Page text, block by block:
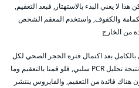
هذا لا يعني البدء بالاستهتار, فبعد التعقيم,
والكفوف, واستخدم المعقم الشخص
من الخارج
بالكامل بعد اكتمال فترة الحجر الصحي لكل
قاطني المنزل, والتأكد أن جميع القاطنين نتيجة تحليل PCR سلبي, فلو قمنا بالتعقيم وما
فائدة من التعقيم, والفايروس ينتشر